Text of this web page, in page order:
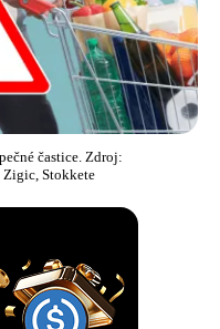
častice. Zdroj:
Zigic, Stokkete